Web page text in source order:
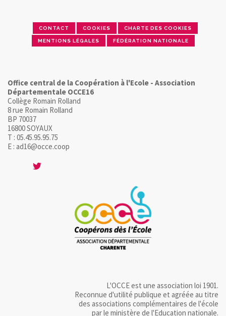
CONTACT COOKIES CHARTE DES COOKIES
MENTIONS LÉGALES FÉDÉRATION NATIONALE
Office central de la Coopération à l'Ecole - Association
Départementale OCCE16
Collège Romain Rolland
8 rue Romain Rolland
BP 70037
16800 SOYAUX
T : 05.45.95.95.75
E : ad16@occe.coop
L'OCCE est une association loi 1901.
Reconnue d'utilité publique et agréée au titre
des associations complémentaires de l'école
par le ministère de l'Education nationale.